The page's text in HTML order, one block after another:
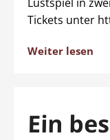
Tickets unter
Weiter lesen
Ein